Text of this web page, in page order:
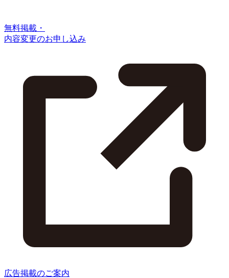
無料掲載・
内容変更のお申し込み
広告掲載のご案内